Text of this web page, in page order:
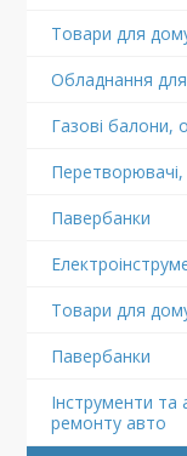
Товари для
Обладнання
Газові балони,
Перетворювачі,
Павербанки
Товари для
Павербанки
Інструменти та
ремонту авто